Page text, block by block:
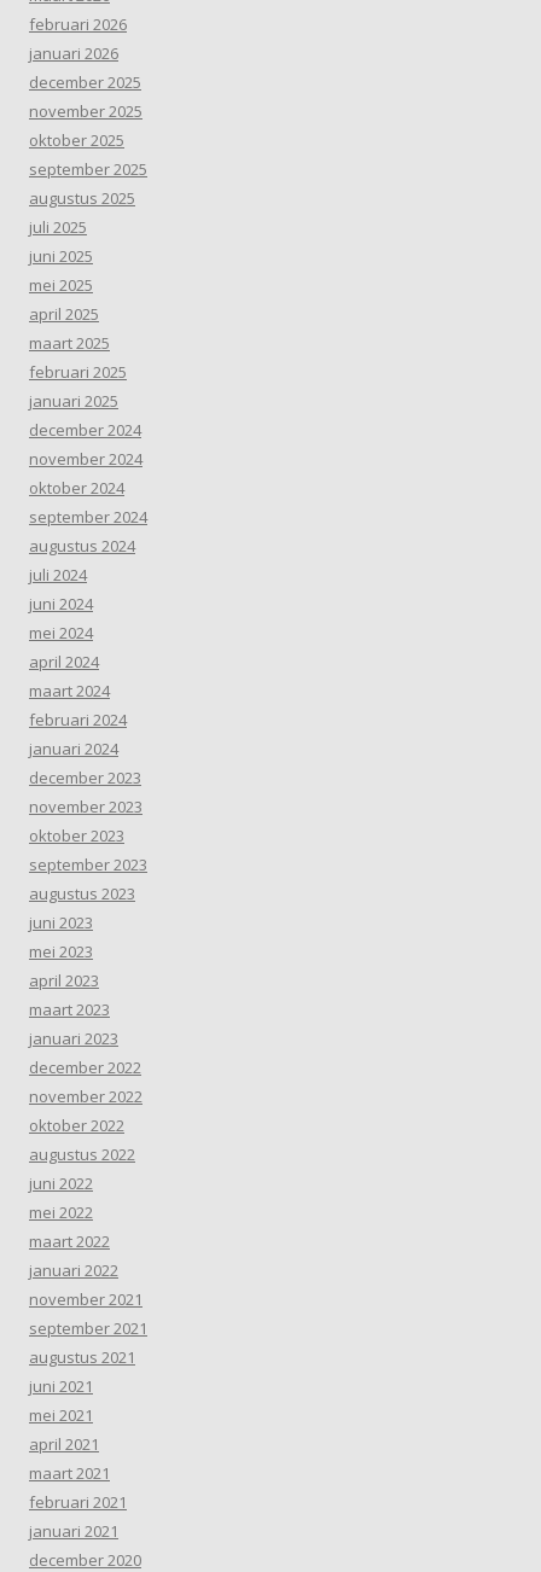
februari 2026
januari 2026
december 2025
november 2025
oktober 2025
september 2025
augustus 2025
juli 2025
juni 2025
mei 2025
april 2025
maart 2025
februari 2025
januari 2025
december 2024
november 2024
oktober 2024
september 2024
augustus 2024
juli 2024
juni 2024
mei 2024
april 2024
maart 2024
februari 2024
januari 2024
december 2023
november 2023
oktober 2023
september 2023
augustus 2023
juni 2023
mei 2023
april 2023
maart 2023
januari 2023
december 2022
november 2022
oktober 2022
augustus 2022
juni 2022
mei 2022
maart 2022
januari 2022
november 2021
september 2021
augustus 2021
juni 2021
mei 2021
april 2021
maart 2021
februari 2021
januari 2021
december 2020